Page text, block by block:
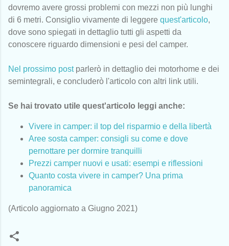
dovremo avere grossi problemi con mezzi non più lunghi
di 6 metri. Consiglio vivamente di leggere quest'articolo,
dove sono spiegati in dettaglio tutti gli aspetti da
conoscere riguardo dimensioni e pesi del camper.
Nel prossimo postparlerò in dettaglio dei motorhome e dei
semintegrali, e concluderò l'articolo con altri link utili.
Se hai trovato utile quest'articolo leggi anche:
Vivere in camper: il top del risparmio e della libertà
Aree sosta camper: consigli su come e dove
pernottare per dormire tranquilli
Prezzi camper nuovi e usati: esempi e riflessioni
Quanto costa vivere in camper? Una prima
panoramica
(Articolo aggiornato a Giugno 2021)